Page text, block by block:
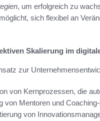
, um erfolgreich zu
sich flexibel an
Skalierung im
zur
von Kernprozessen, die
von Mentoren und
von